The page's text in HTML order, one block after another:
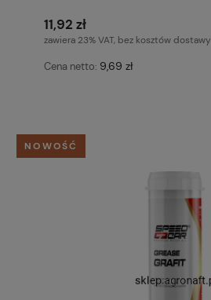
11,92 zł
zawiera 23% VAT, bez kosztów dostawy
Cena netto: 9,69 zł
NOWOŚĆ